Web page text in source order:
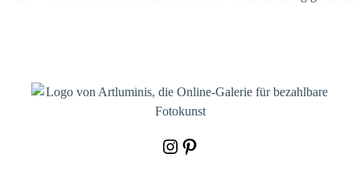
InstagramPinterest